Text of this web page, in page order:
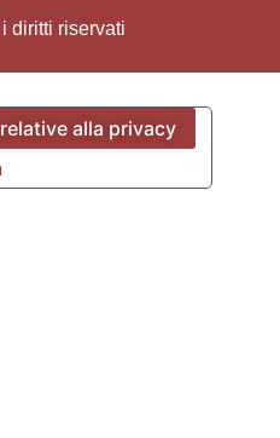
diritti riservati
alla privacy